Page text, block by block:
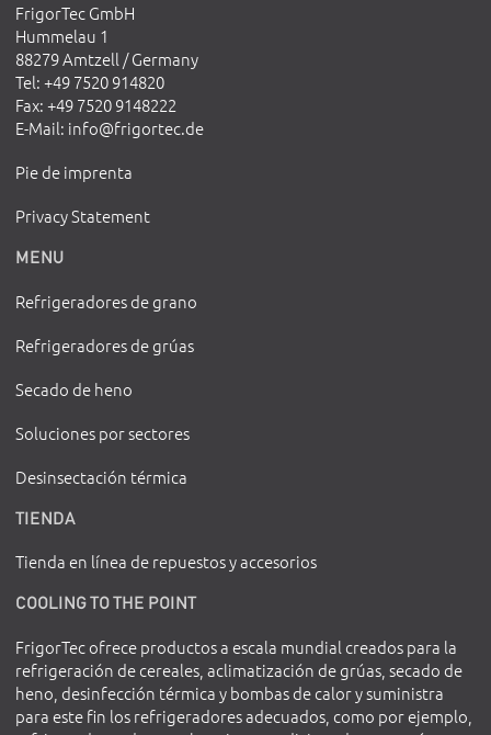
FrigorTec GmbH
Hummelau 1
88279 Amtzell / Germany
Tel: +49 7520 914820
Fax: +49 7520 9148222
E-Mail: info@frigortec.de
Pie de imprenta
Privacy Statement
MENU
Refrigeradores de grano
Refrigeradores de grúas
Secado de heno
Soluciones por sectores
Desinsectación térmica
TIENDA
Tienda en línea de repuestos y accesorios
COOLING TO THE POINT
FrigorTec ofrece productos a escala mundial creados para la
refrigeración de cereales, aclimatización de grúas, secado de
heno, desinfección térmica y bombas de calor y suministra
para este fin los refrigeradores adecuados, como por ejemplo,